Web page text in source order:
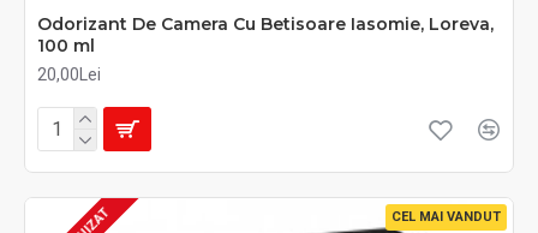
Odorizant De Camera Cu Betisoare Iasomie, Loreva,
100 ml
20,00Lei
CEL MAI VANDUT